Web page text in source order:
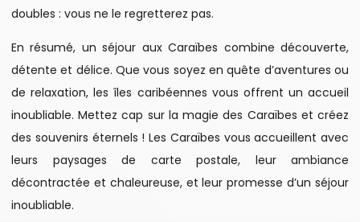
doubles : vous ne le regretterez pas.
En résumé, un séjour aux Caraïbes combine découverte,
détente et délice. Que vous soyez en quête d’aventures ou
de relaxation, les îles caribéennes vous offrent un accueil
inoubliable. Mettez cap sur la magie des Caraïbes et créez
des souvenirs éternels ! Les Caraïbes vous accueillent avec
leurs paysages de carte postale, leur ambiance
décontractée et chaleureuse, et leur promesse d’un séjour
inoubliable.